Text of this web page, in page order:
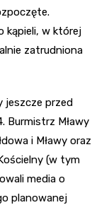
kąpieli, w której
zatrudniona
jeszcze przed
Burmistrz Mławy
i Mławy oraz
(w tym
media o
planowanej